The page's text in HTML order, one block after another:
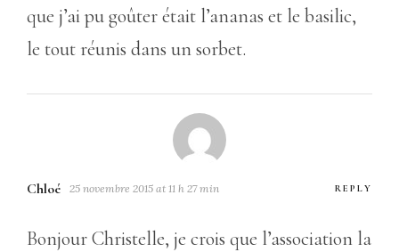
que j’ai pu goûter était l’ananas et le basilic,
le tout réunis dans un sorbet.
Chloé 25 novembre 2015 at 11 h 27 min REPLY
Bonjour Christelle, je crois que l’association la